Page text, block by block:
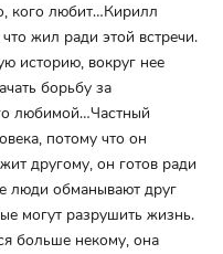
кого любит…Кирилл
жил ради этой встречи.
историю, вокруг нее
борьбу за
любимой…Частный
потому что он
другому, он готов ради
люди обманывают друг
могут разрушить жизнь.
больше некому, она